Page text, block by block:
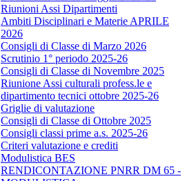
Riunioni Assi Dipartimenti
Ambiti Disciplinari e Materie APRILE
2026
Consigli di Classe di Marzo 2026
Scrutinio 1° periodo 2025-26
Consigli di Classe di Novembre 2025
Riunione Assi culturali profess.le e
dipartimento tecnici ottobre 2025-26
Griglie di valutazione
Consigli di Classe di Ottobre 2025
Consigli classi prime a.s. 2025-26
Criteri valutazione e crediti
Modulistica BES
RENDICONTAZIONE PNRR DM 65 -